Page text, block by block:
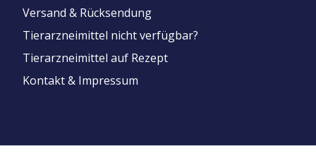
Versand & Rücksendung
Tierarzneimittel nicht verfügbar?
Tierarzneimittel auf Rezept
Kontakt & Impressum